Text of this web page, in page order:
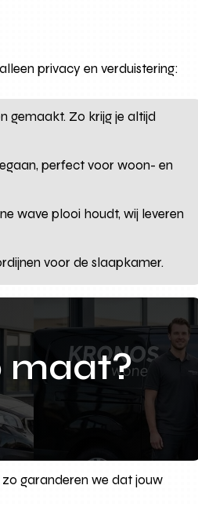
privacy en verduistering:
gemaakt. Zo krijg je altijd
perfect voor woon- en
wave plooi houdt, wij leveren
voor de slaapkamer.
maat?
garanderen we dat jouw